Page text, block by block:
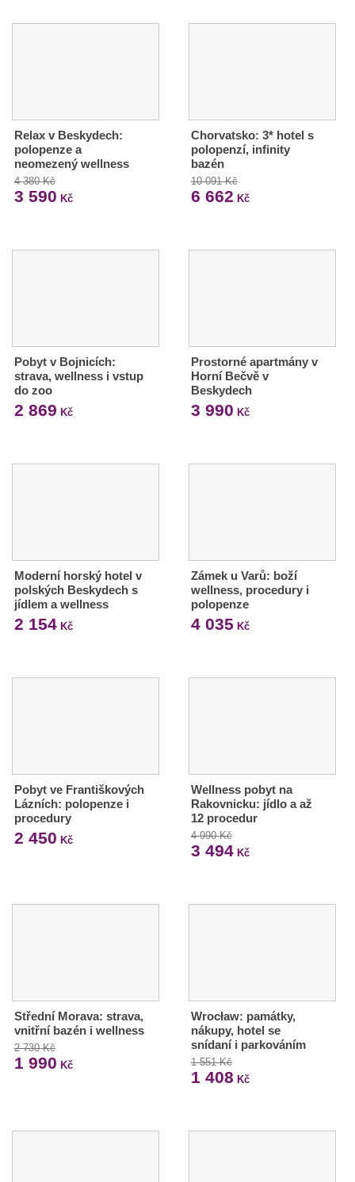
Relax v Beskydech:
polopenze a
neomezený wellness
4 380 Kč
3 590 Kč
Chorvatsko: 3* hotel s
polopenzí, infinity
bazén
10 091 Kč
6 662 Kč
Pobyt v Bojnicích:
strava, wellness i vstup
do zoo
2 869 Kč
Prostorné apartmány v
Horní Bečvě v
Beskydech
3 990 Kč
Moderní horský hotel v
polských Beskydech s
jídlem a wellness
2 154 Kč
Zámek u Varů: boží
wellness, procedury i
polopenze
4 035 Kč
Pobyt ve Františkových
Lázních: polopenze i
procedury
2 450 Kč
Wellness pobyt na
Rakovnicku: jídlo a až
12 procedur
4 990 Kč
3 494Kč
Střední Morava: strava,
vnitřní bazén i wellness
2 730 Kč
1 990 Kč
Wrocław: památky,
nákupy, hotel se
snídaní i parkováním
1 551 Kč
1 408 Kč